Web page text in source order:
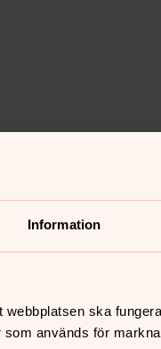
Information
ska
används förSidkarta